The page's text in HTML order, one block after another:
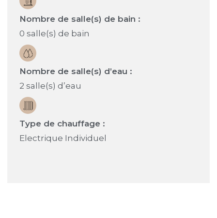
Nombre de salle(s) de bain :
0 salle(s) de bain
Nombre de salle(s) d’eau :
2 salle(s) d’eau
Type de chauffage :
Electrique Individuel